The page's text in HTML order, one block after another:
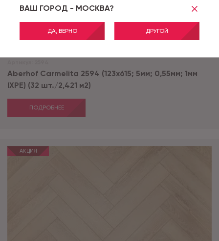
ВАШ ГОРОД - МОСКВА?
ДА, ВЕРНО ДРУГОЙ
Aberhof Carmelita 2594 (123x615; 5мм; 0,55мм; 1мм
IXPE) (32 шт./2,421 м2)
ПОДРОБНЕЕ
АКЦИЯ